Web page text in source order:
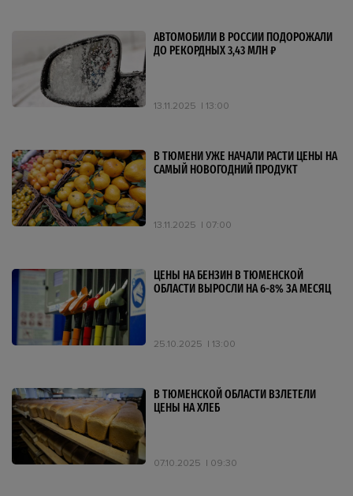
АВТОМОБИЛИ В РОССИИ ПОДОРОЖАЛИ
ДО РЕКОРДНЫХ 3,43 МЛН ₽
13.11.2025 13:00
В ТЮМЕНИ УЖЕ НАЧАЛИ РАСТИ ЦЕНЫ НА
САМЫЙ НОВОГОДНИЙ ПРОДУКТ
13.11.2025 07:00
ЦЕНЫ НА БЕНЗИН В ТЮМЕНСКОЙ
ОБЛАСТИ ВЫРОСЛИ НА 6-8% ЗА МЕСЯЦ
25.10.2025 13:00
В ТЮМЕНСКОЙ ОБЛАСТИ ВЗЛЕТЕЛИ
ЦЕНЫ НА ХЛЕБ
07.10.2025 09:30